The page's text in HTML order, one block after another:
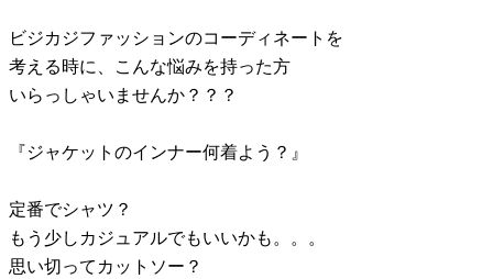
ビジカジファッションのコーディネートを
考える時に、こんな悩みを持った方
いらっしゃいませんか？？？
『ジャケットのインナー何着よう？』
定番でシャツ？
もう少しカジュアルでもいいかも。。。
思い切ってカットソー？